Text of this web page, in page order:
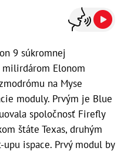
9 súkromnej
Elonom
na Myse
moduly. Prvým je Blue
spoločnosť Firefly
štáte Texas, druhým
ispace. Prvý modul by